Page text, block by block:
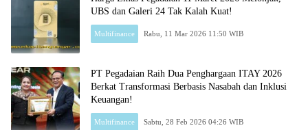
UBS dan Galeri 24 Tak Kalah Kuat!
Multifinance Rabu, 11 Mar 2026 11:50 WIB
PT Pegadaian Raih Dua Penghargaan ITAY 2026
Berkat Transformasi Berbasis Nasabah dan Inklusi
Keuangan!
Multifinance Sabtu, 28 Feb 2026 04:26 WIB